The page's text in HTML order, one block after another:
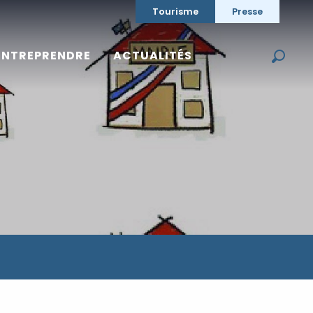
Tourisme Presse
ACTUALITÉS